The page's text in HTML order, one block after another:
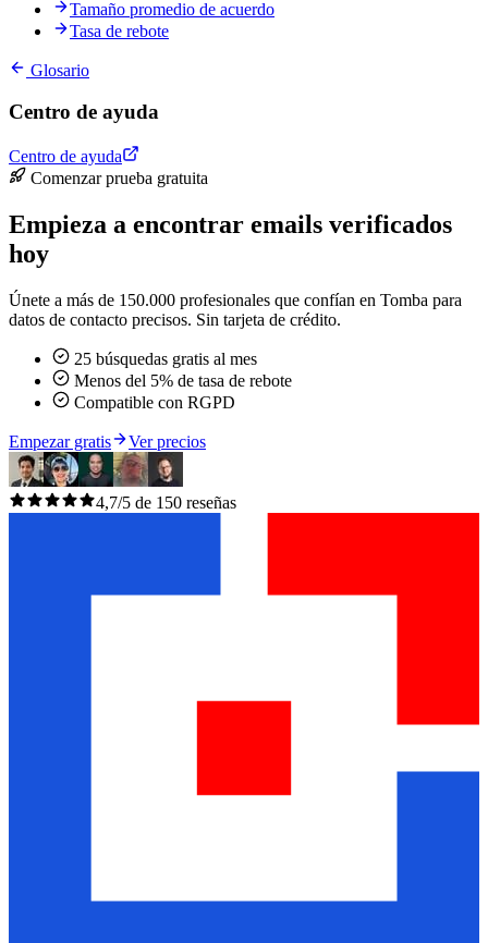
Tamaño promedio de acuerdo
Tasa de rebote
Glosario
Centro de ayuda
Centro de ayuda
Comenzar prueba gratuita
Empieza a encontrar emails verificados
hoy
Únete a más de 150.000 profesionales que confían en Tomba para
datos de contacto precisos. Sin tarjeta de crédito.
25 búsquedas gratis al mes
Menos del 5% de tasa de rebote
Compatible con RGPD
Empezar gratis Ver precios
4,7/5 de 150 reseñas